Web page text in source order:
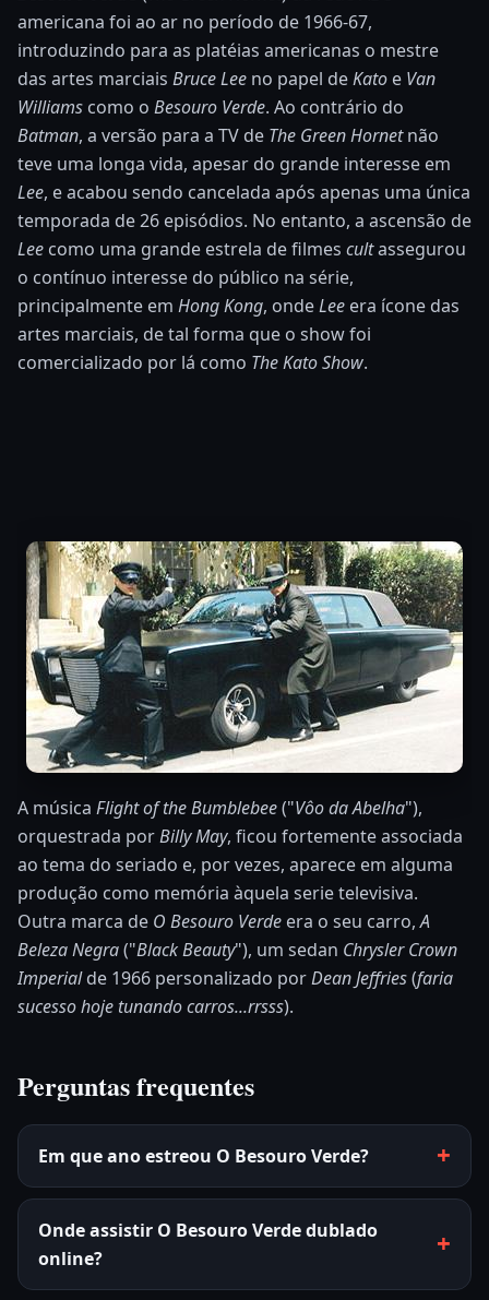
americana foi ao ar no período de 1966-67,
introduzindo para as platéias americanas o mestre
das artes marciais Bruce Lee no papel deKato e Van
Williams como o Besouro Verde. Ao contrário do
Batman, a versão para a TV de The Green Hornetnão
teve uma longa vida, apesar do grande interesse em
Lee, e acabou sendo cancelada após apenas uma única
temporada de 26 episódios. No entanto, a ascensão de
Lee como uma grande estrela de filmes cultassegurou
o contínuo interesse do público na série,
principalmente em Hong Kong, ondeLee era ícone das
artes marciais, de tal forma que o show foi
comercializado por lá como The Kato Show.
A música Flight of the Bumblebee("Vôo da Abelha"),
orquestrada porBilly May, ficou fortemente associada
ao tema do seriado e, por vezes, aparece em alguma
produção como memória àquela serie televisiva.
Outra marca de O Besouro Verde era o seu carro,A
Beleza Negra("Black Beauty"), um sedan Chrysler Crown
Imperialde 1966 personalizado porDean Jeffries(faria
sucesso hoje tunando carros...rrsss).
Perguntas frequentes
Em que ano estreou O Besouro Verde?
Onde assistir O Besouro Verde dublado
online?